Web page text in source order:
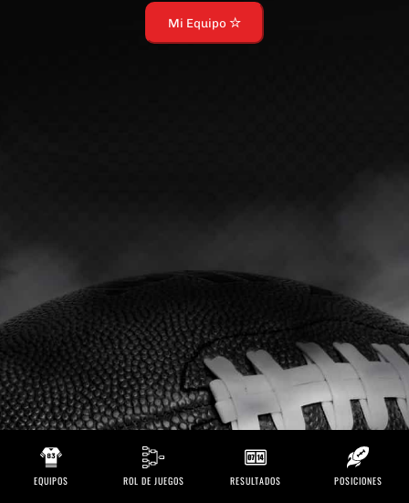
Mi Equipo
EQUIPOS ROL DE JUEGOS RESULTADOS POSICIONES